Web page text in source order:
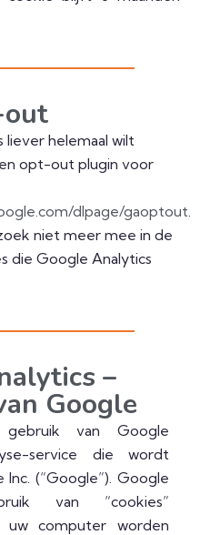
liever helemaal wilt
opt-out plugin voor
dlpage/gaoptout.
niet meer mee in de
die Google Analytics
–
Google
van Google
service die wordt
(“Google”). Google
van “cookies”
uw computer worden